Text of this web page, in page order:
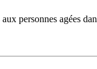
personnes agées